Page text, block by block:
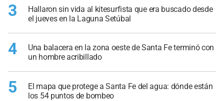
3
Hallaron sin vida al kitesurfista que era buscado desde
el jueves en la Laguna Setúbal
4
Una balacera en la zona oeste de Santa Fe terminó con
un hombre acribillado
5
El mapa que protege a Santa Fe del agua: dónde están
los 54 puntos de bombeo